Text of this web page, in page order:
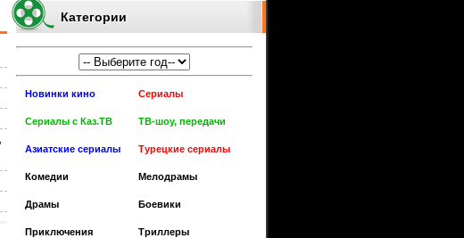
Категории
Новинки кино Сериалы
Сериалы с Каз.ТВ ТВ-шоу, передачи
Азиатские сериалы Турецкие сериалы
Комедии Мелодрамы
Драмы Боевики
Приключения Триллеры